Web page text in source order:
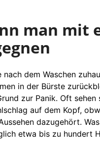
man mit
nach dem Waschen
in der Bürste
zur Panik. Oft
auf dem Kopf,
dazugehört.
etwa bis zu hundert